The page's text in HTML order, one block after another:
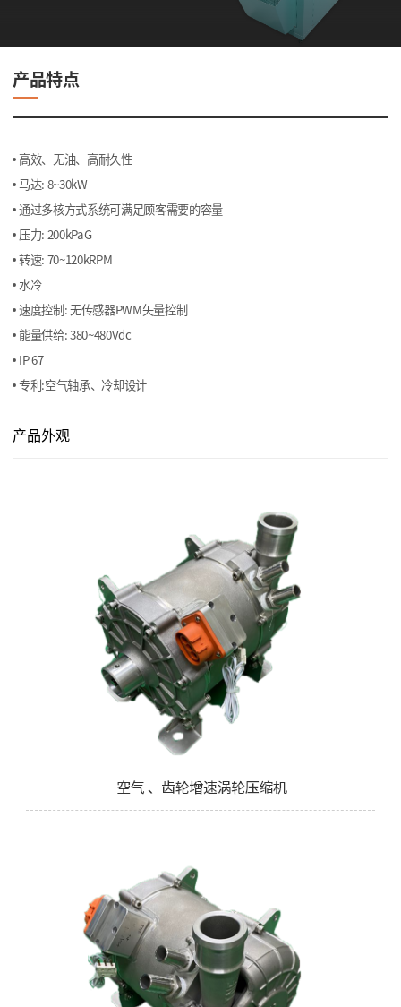
产品特点
高效、无油、高耐久性
马达: 8~30kW
通过多核方式系统可满足顾客需要的容量
压力: 200kPaG
转速: 70~120kRPM
水冷
速度控制: 无传感器PWM矢量控制
能量供给: 380~480Vdc
IP 67
专利:空气轴承、冷却设计
产品外观